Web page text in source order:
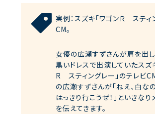
実例：スズキ「ワゴンＲ スティ
CM。
女優の広瀬すずさんが肩を出
黒いドレスで出演していたスズ
R スティングレー」のテレビ
の広瀬すずさんが「ねえ、白な
はっきり行こうぜ！」といきな
を伝えてきます。